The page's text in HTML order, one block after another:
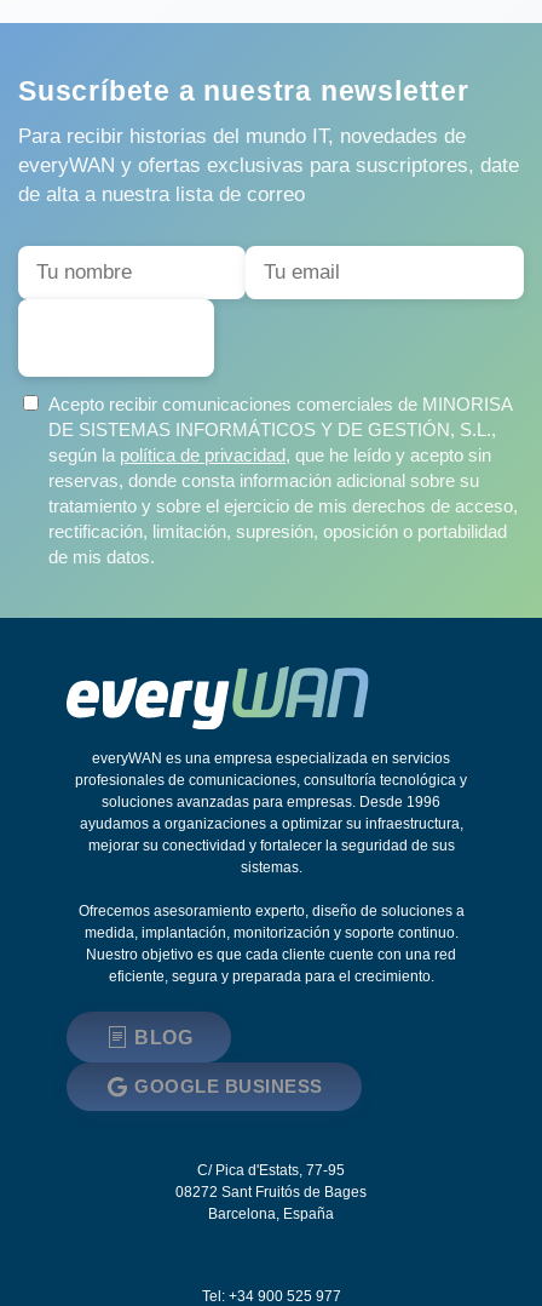
Suscríbete a nuestra newsletter
Para recibir historias del mundo IT, novedades de
everyWAN y ofertas exclusivas para suscriptores, date
de alta a nuestra lista de correo
Acepto recibir comunicaciones comerciales de MINORISA
DE SISTEMAS INFORMÁTICOS Y DE GESTIÓN, S.L.,
según la política de privacidad, que he leído y acepto sin
reservas, donde consta información adicional sobre su
tratamiento y sobre el ejercicio de mis derechos de acceso,
rectificación, limitación, supresión, oposición o portabilidad
de mis datos.
everyWAN es una empresa especializada en servicios
profesionales de comunicaciones, consultoría tecnológica y
soluciones avanzadas para empresas. Desde 1996
ayudamos a organizaciones a optimizar su infraestructura,
mejorar su conectividad y fortalecer la seguridad de sus
sistemas.
Ofrecemos asesoramiento experto, diseño de soluciones a
medida, implantación, monitorización y soporte continuo.
Nuestro objetivo es que cada cliente cuente con una red
eficiente, segura y preparada para el crecimiento.
BLOG
GOOGLE BUSINESS
C/ Pica d'Estats, 77-95
08272 Sant Fruitós de Bages
Barcelona, España
Tel: +34 900 525 977